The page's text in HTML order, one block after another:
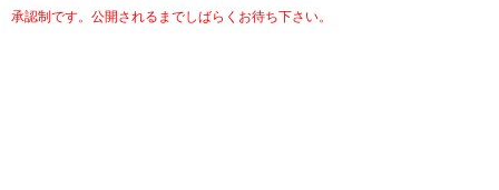
承認制です。公開されるまでしばらくお待ち下さい。